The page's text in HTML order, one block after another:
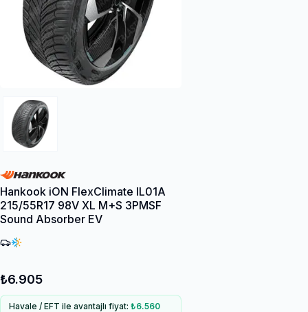
Hankook iON FlexClimate IL01A
215/55R17 98V XL M+S 3PMSF
Sound Absorber EV
₺6.905
Havale / EFT ile avantajlı fiyat: ₺6.560